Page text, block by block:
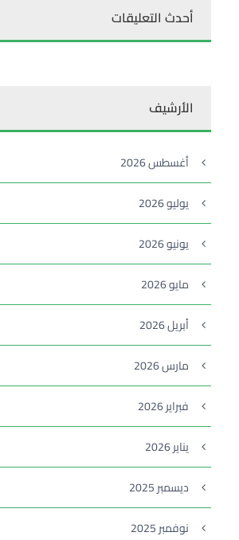
أحدث التعليقات
الأرشيف
أغسطس 2026
يوليو 2026
يونيو 2026
مايو 2026
أبريل 2026
مارس 2026
فبراير 2026
يناير 2026
ديسمبر 2025
نوفمبر 2025